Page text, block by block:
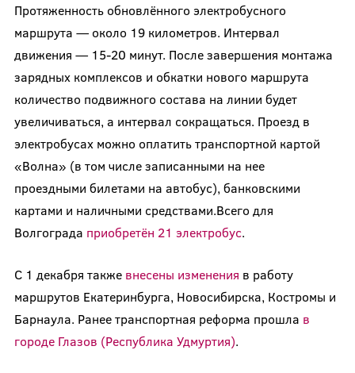
Протяженность обновлённого электробусного
маршрута — около 19 километров. Интервал
движения — 15-20 минут. После завершения монтажа
зарядных комплексов и обкатки нового маршрута
количество подвижного состава на линии будет
увеличиваться, а интервал сокращаться. Проезд в
электробусах можно оплатить транспортной картой
«Волна» (в том числе записанными на нее
проездными билетами на автобус), банковскими
картами и наличными средствами.Всего для
Волгограда приобретён 21 электробус.
С 1 декабря также внесены изменения в работу
маршрутов Екатеринбурга, Новосибирска, Костромы и
Барнаула. Ранее транспортная реформа прошла в
городе Глазов (Республика Удмуртия).